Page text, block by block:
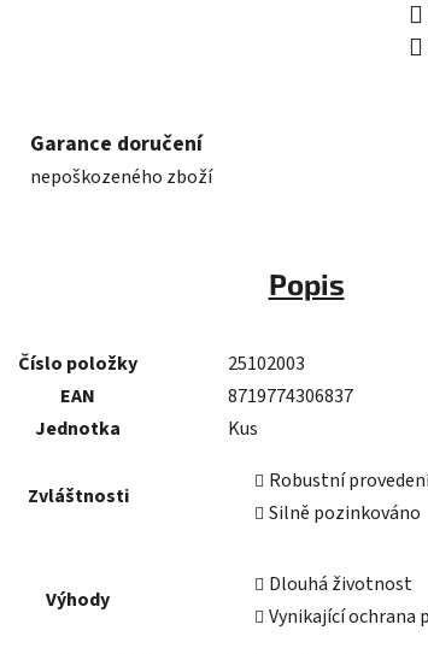
Garance doručení
nepoškozeného zboží
Popis
Číslo položky
25102003
EAN
8719774306837
Jednotka
Kus
Zvláštnosti
Robustní
Silně pozinkováno
Výhody
Dlouhá životnost
Vynikající ochrana